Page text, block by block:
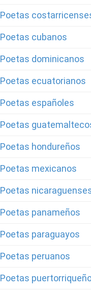
Poetas
Poetas cubanos
Poetas dominicanos
Poetas ecuatorianos
Poetas españoles
Poetas
Poetas hondureños
Poetas mexicanos
Poetas
Poetas panameños
Poetas paraguayos
Poetas peruanos
Poetas